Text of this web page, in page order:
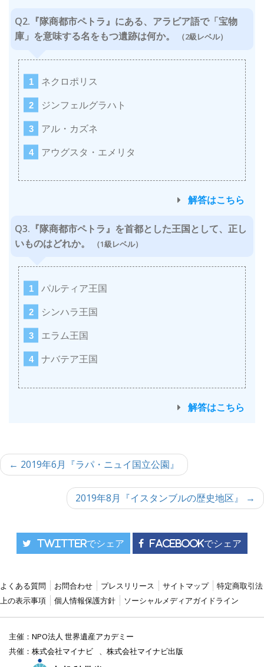
Q2.『隊商都市ペトラ』にある、アラビア語で「宝物
庫」を意味する名をもつ遺跡は何か。
（2級レベル）
ネクロポリス
ジンフェルグラハト
アル・カズネ
アウグスタ・エメリタ
解答はこちら
Q3.『隊商都市ペトラ』を首都とした王国として、正し
いものはどれか。
（1級レベル）
パルティア王国
シンハラ王国
エラム王国
ナバテア王国
解答はこちら
投
稿 ← 2019年6月『ラパ・ニュイ国立公園』
2019年8月『イスタンブルの歴史地区』 →
Twitterでシェア Facebookでシェア
よくある質問 お問合わせ プレスリリース サイトマップ
特定商取引法
上の表示事項
個人情報保護方針 ソーシャルメディアガイドライン
主催： NPO法人 世界遺産アカデミー
共催： 株式会社マイナビ 、 株式会社マイナビ出版